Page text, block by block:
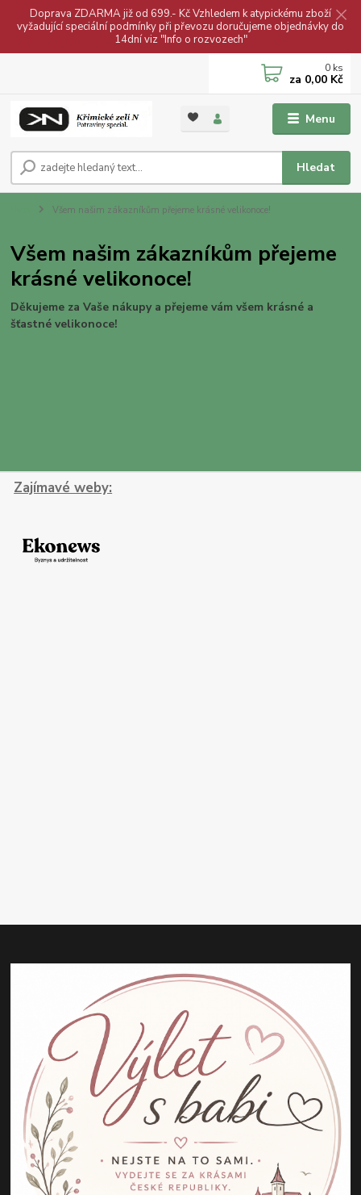
Doprava ZDARMA již od 699.- Kč Vzhledem k atypickému zboží
vyžadující speciální podmínky při převozu doručujeme objednávky do
14dní viz "Info o rozvozech"
Menu
Hledat
0 ks
za 0,00 Kč
Všem našim zákazníkům přejeme krásné velikonoce!
Všem našim zákazníkům přejeme
krásné velikonoce!
Děkujeme za Vaše nákupy a přejeme vám všem krásné a
šťastné velikonoce!
Zajímavé weby: